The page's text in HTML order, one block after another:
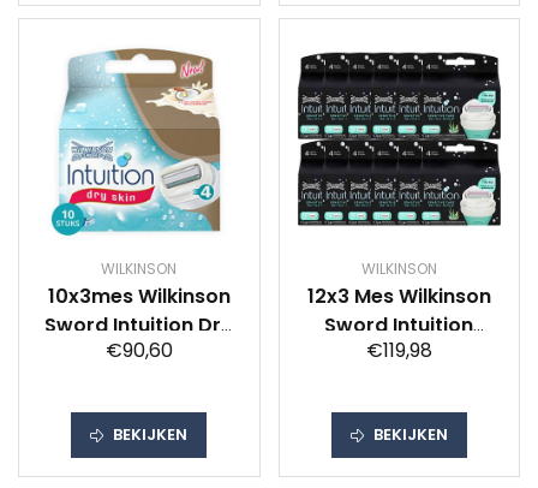
WILKINSON
10x3mes Wilkinson
Sword Intuition Dry
Skin Scheermesjes
€90,60
BEKIJKEN
WILKINSON
12x3 Mes Wilkinson
Sword Intuition
Naturals Women
Voordeelverpakking
€119,98
BEKIJKEN